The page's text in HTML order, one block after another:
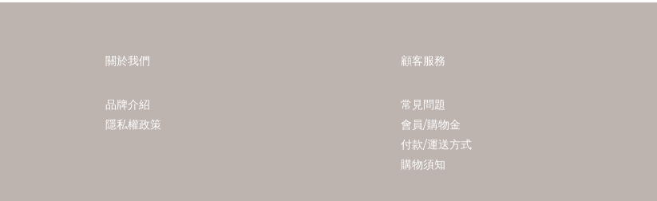
關於我們
品牌介紹
隱私權政策
顧客服務
常見問題
會員/購物金
付款/運送方式
購物須知